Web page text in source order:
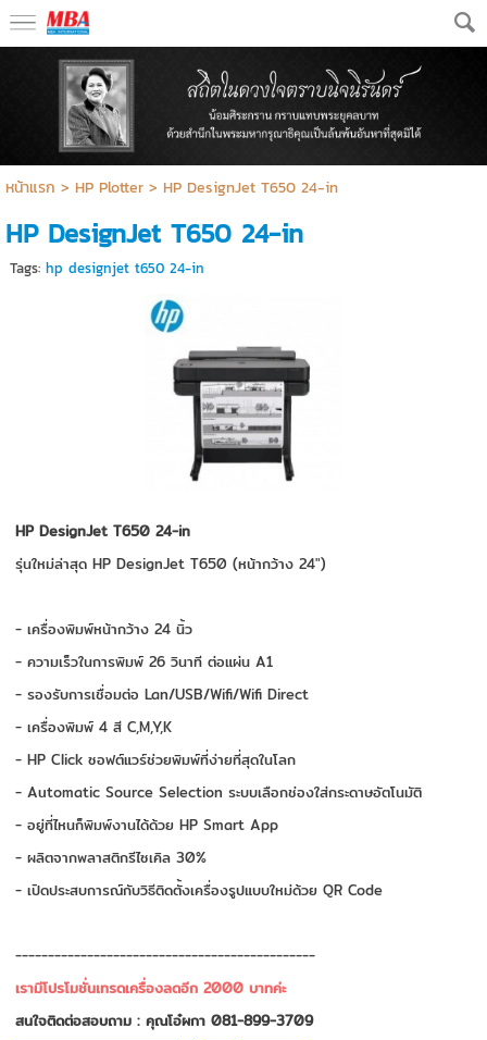
หน้าแรก > HP Plotter> HP DesignJet T650 24-in
HP DesignJet T650 24-in
Tags: hp designjet t650 24-in
HP DesignJet T650 24-in
รุ่นใหม่ล่าสุด HP DesignJet T650 (หน้ากว้าง 24")
- เครื่องพิมพ์หน้ากว้าง 24 นิ้ว
- ความเร็วในการพิมพ์ 26 วินาที ต่อแผ่น A1
- รองรับการเชื่อมต่อ Lan/USB/Wifi/Wifi Direct
- เครื่องพิมพ์ 4 สี C,M,Y,K
- HP Click ซอฟต์แวร์ช่วยพิมพ์ที่ง่ายที่สุดในโลก
- Automatic Source Selection ระบบเลือกช่องใส่กระดาษอัตโนมัติ
- อยู่ที่ไหนก็พิมพ์งานได้ด้วย HP Smart App
- ผลิตจากพลาสติกรีไซเคิล 30%
- เปิดประสบการณ์กับวิธีติดตั้งเครื่องรูปแบบใหม่ด้วย QR Code
----------------------------------------------
เรามีโปรโมชั่นเทรดเครื่องลดอีก 2000 บาทค่ะ
สนใจติดต่อสอบถาม : คุณโอ๋ผกา 081-899-3709